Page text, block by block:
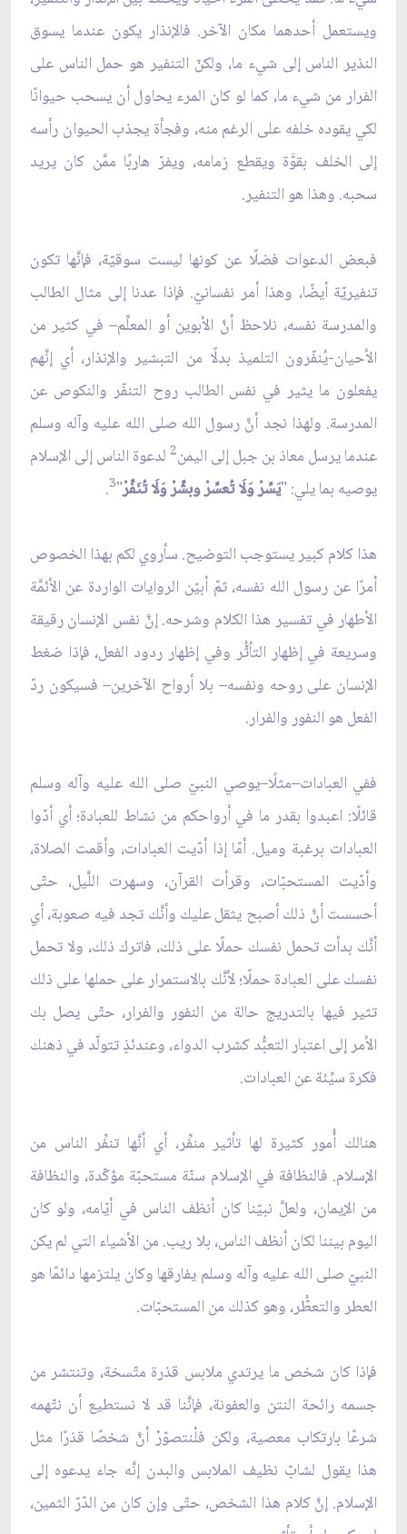
ويستعمل أحدهما مكان الآخر. فالإنذار يكون عندما يسوق
النذير الناس إلى شيء ما، ولكنّ التنفير هو حمل الناس على
الفرار من شيء ما، كما لو كان المرء يحاول أن يسحب حيوانًا
لكي يقوده خلفه على الرغم منه، وفجأة يجذب الحيوان رأسه
إلى الخلف بقوَّة ويقطع زمامه، ويفرّ هاربًا ممَّن كان يريد
سحبه. وهذا هو التنفير.
فبعض الدعوات فضلًا عن كونها ليست سوقيّة، فإنَّها تكون
تنفيريّة أيضًا، وهذا أمر نفسانيّ. فإذا عدنا إلى مثال الطالب
والمدرسة نفسه، نلاحظ أنَّ الأبوين أو المعلِّم– في كثير من
الأحيان-يُنفّرون التلميذ بدلًا من التبشير والإنذار، أي إنَّهم
يفعلون ما يثير في نفس الطالب روح التنفّر والنكوص عن
المدرسة. ولهذا نجد أنَّ رسول الله صلى الله عليه وآله وسلم
عندما يرسل معاذ بن جبل إلى اليمن2 لدعوة الناس إلى الإسلام
يوصيه بما يلي: "يَسِّرْ وَلَا تُعسِّرْ وبشِّرْ وَلَا تُنَفِّرْ"
3
.
هذا كلام كبير يستوجب التوضيح. سأروي لكم بهذا الخصوص
أمرًا عن رسول الله نفسه، ثمّ أبيّن الروايات الواردة عن الأئمَّة
الأطهار في تفسير هذا الكلام وشرحه. إنَّ نفس الإنسان رقيقة
وسريعة في إظهار التأثُّر وفي إظهار ردود الفعل، فإذا ضغط
الإنسان على روحه ونفسه– بلا أرواح الآخرين– فسيكون ردّ
الفعل هو النفور والفرار.
ففي العبادات–مثلًا–يوصي النبيّ صلى الله عليه وآله وسلم
قائلًا: اعبدوا بقدر ما في أرواحكم من نشاط للعبادة؛ أي أدّوا
العبادات برغبة وميل. أمّا إذا أدّيت العبادات، وأقمت الصلاة،
وأدّيت المستحبّات، وقرأت القرآن، وسهرت اللَّيل، حتّى
أحسست أنَّ ذلك أصبح يثقل عليك وأنَّك تجد فيه صعوبة، أي
أنَّك بدأت تحمل نفسك حملًا على ذلك، فاترك ذلك، ولا تحمل
نفسك على العبادة حملًا؛ لأنَّك بالاستمرار على حملها على ذلك
تثير فيها بالتدريج حالة من النفور والفرار، حتّى يصل بك
الأمر إلى اعتبار التعبُّد كشرب الدواء، وعندئذٍ تتولّد في ذهنك
فكرة سيِّئة عن العبادات.
هنالك أُمور كثيرة لها تأثير منفِّر، أي أنَّها تنفِّر الناس من
الإسلام. فالنظافة في الإسلام سنّة مستحبّة مؤكّدة، والنظافة
من الإيمان، ولعلَّ نبيّنا كان أنظف الناس في أيّامه، ولو كان
اليوم بيننا لكان أنظف الناس، بلا ريب. من الأشياء التي لم يكن
النبيّ صلى الله عليه وآله وسلم يفارقها وكان يلتزمها دائمًا هو
العطر والتعطُّر، وهو كذلك من المستحبّات.
فإذا كان شخص ما يرتدي ملابس قذرة متّسخة، وتنتشر من
جسمه رائحة النتن والعفونة، فإنَّنا قد لا نستطيع أن نتّهمه
شرعًا بارتكاب معصية، ولكن فلْنتصوّرْ أنَّ شخصًا قذرًا مثل
هذا يقول لشابّ نظيف الملابس والبدن إنَّه جاء يدعوه إلى
الإسلام. إنَّ كلام هذا الشخص، حتّى وإن كان من الدّرّ الثمين،